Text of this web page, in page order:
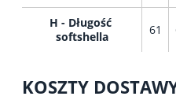
H - Długość
softshella
61
KOSZTYCENA NIE ZAWIERA